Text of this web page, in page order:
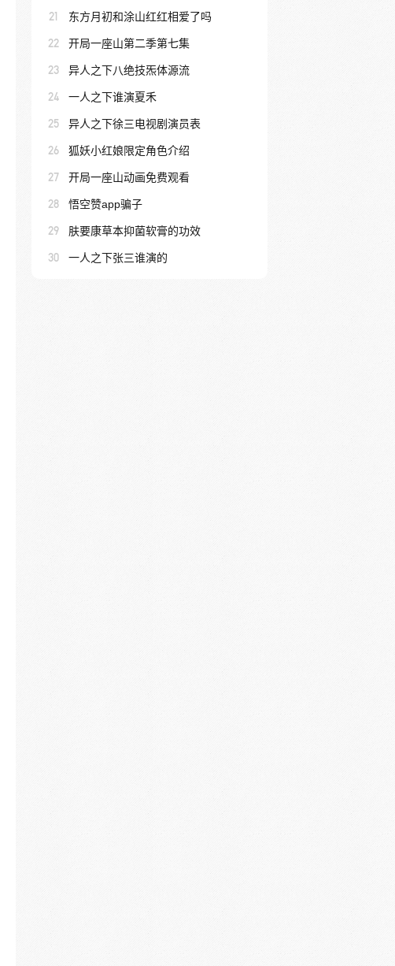
21 东方月初和涂山红红相爱了吗
22 开局一座山第二季第七集
23 异人之下八绝技炁体源流
24 一人之下谁演夏禾
25 异人之下徐三电视剧演员表
26 狐妖小红娘限定角色介绍
27 开局一座山动画免费观看
28 悟空赞app骗子
29 肤要康草本抑菌软膏的功效
30 一人之下张三谁演的